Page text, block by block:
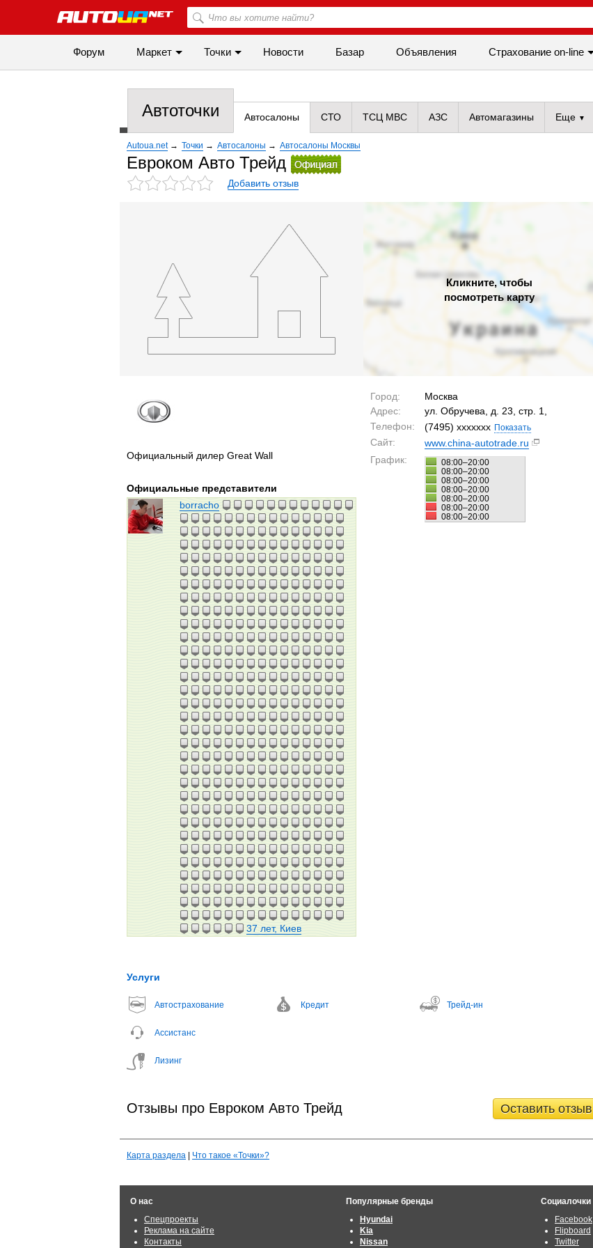
Форум Маркет Точки Новости Базар Объявления Cтрахование on-line
Автоточки Автосалоны СТО ТСЦ МВС АЗС Автомагазины Еще
Autoua.net → Точки → Автосалоны → Автосалоны Москвы
Евроком Авто Трейд
Добавить отзыв
Кликните, чтобы
посмотреть карту
Город:
Москва
Адрес:
ул. Обручева, д. 23, стр. 1,
Телефон:
(7495) xxxxxxx Показать
Сайт:
www.china-autotrade.ru
График:
08:00–20:00
08:00–20:00
08:00–20:00
08:00–20:00
08:00–20:00
08:00–20:00
08:00–20:00
Официальный дилер Great Wall
Официальные представители
borracho
37 лет, Киев
Услуги
Автострахование
Ассистанс
Лизинг
Кредит Трейд-ин
Оставить отзыв
Отзывы про Евроком Авто Трейд
Карта раздела Что такое «Точки»?
О нас
Спецпроекты
Реклама на сайте
Контакты
Популярные бренды
Hyundai
Kia
Nissan
Социалочки
Facebook
Flipboard
Twitter